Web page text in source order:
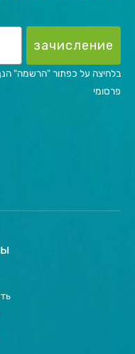
зачисление
*בלחיצה על כפתור "הרשמה"
פרסומי